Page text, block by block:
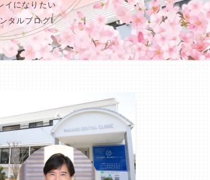
イになりたい
タルブログ!